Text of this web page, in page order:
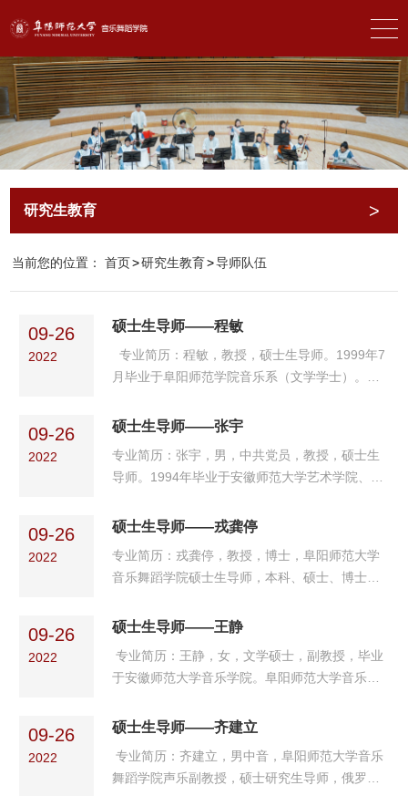
研究生教育 >
当前您的位置： 首页>研究生教育>导师队伍
09-26
2022
硕士生导师——程敏
专业简历：程敏，教授，硕士生导师。1999年7
月毕业于阜阳师范学院音乐系（文学学士）。
学硕士）。主要从事中国音乐史学、民族音乐学
《中国音乐史》、《音乐教育理论基础》、《学
科教学论》等。 学术成果：在《中国音乐学》等
参与省级、校级各类项目20余项，指导的学生多
次在长三角及安徽省师...
09-26
2022
硕士生导师——张宇
专业简历：张宇，男，中共党员，教授，硕士生
导师。1994年毕业于安徽师范大学艺术学院、
位。中国艺术研究院、台湾铭传大学访问学者，
向：音乐美学、社会文化人类学，主要从事《西
方音乐史》、《音乐美学》等课程的教学与研
点、省级等类别教科研课题十七项；发表二类、
三类教科研学术论文二十余...
09-26
2022
硕士生导师——戎龚停
专业简历：戎龚停，教授，博士，阜阳师范大学
音乐舞蹈学院硕士生导师，本科、硕士、博士分
全国艺术科学专家库成员、中国传统音乐学会会
家协会副主席、安徽省民歌研究会副会长、安徽
省花鼓灯艺术研究会理事。主要从事中国传统音
作。学术成果：科研、教研项目：1.主持完成安
徽省教育厅人文社科...
09-26
2022
硕士生导师——王静
专业简历：王静，女，文学硕士，副教授，毕业
于安徽师范大学音乐学院。阜阳师范大学音乐舞
生导师。从事声乐教学和研究工作，积极推进音
实习指导任务，培养了大批的音乐人才。学术成
果：主持安徽省人文社科项目《中国古诗词二十
09-26
2022
硕士生导师——齐建立
专业简历：齐建立，男中音，阜阳师范大学音乐
舞蹈学院声乐副教授，硕士研究生导师，俄罗斯